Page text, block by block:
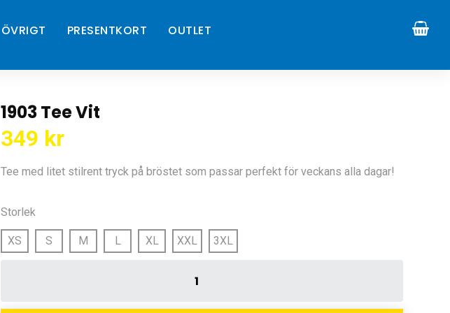
ÖVRIGT PRESENTKORT OUTLET
1903 Tee Vit
349 kr
Tee med litet stilrent tryck på bröstet som passar perfekt för veckans alla dagar!
Storlek
XS S M L XL XXL 3XL